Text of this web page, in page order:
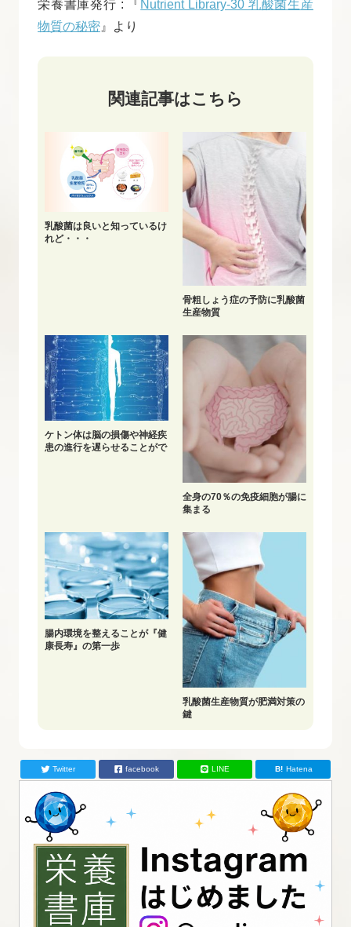
栄養書庫発行 : 『 Nutrient Library-30 乳酸菌生産
物質の秘密 』より
関連記事はこちら
乳酸菌は良いと知っているけ
れど・・・
骨粗しょう症の予防に乳酸菌
生産物質
ケトン体は脳の損傷や神経疾
患の進行を遅らせることがで
全身の70％の免疫細胞が腸に
集まる
腸内環境を整えることが『健
康長寿』の第一歩
乳酸菌生産物質が肥満対策の
鍵
Twitter facebook LINE Hatena